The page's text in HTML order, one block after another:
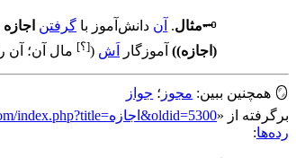
🗝️مثال. آن دانش‌آموز با گرفتن اجازه
(اجازه)) آموزگار اَش ([؟] مال آن؛ آن را
🪞 همچنین ببین: مجوز ؛ جواز
برگرفته از «https://vn.amoosin.com/index.php?title=اجازه&oldid=5300
رده‌ها: